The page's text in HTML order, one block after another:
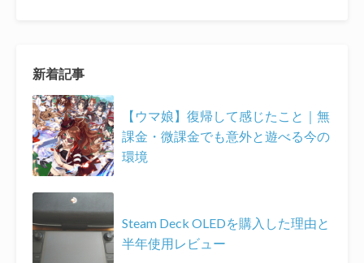
新着記事
【ウマ娘】復帰して感じたこと｜無
課金・微課金でも意外と遊べる今の
環境
Steam Deck OLEDを購入した理由と
半年使用レビュー